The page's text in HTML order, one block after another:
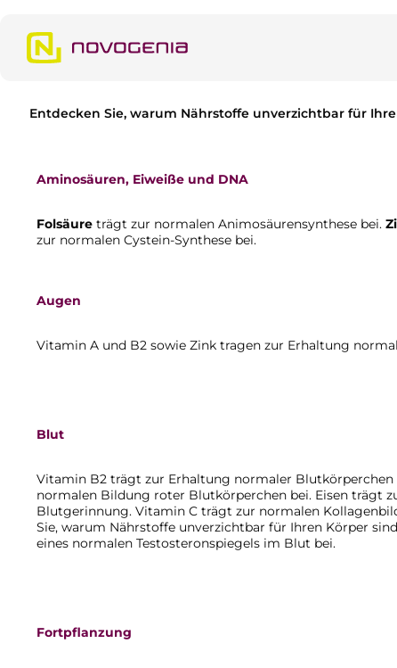
Entdecken Sie, warum Nährstoffe unverzichtbar für
Aminosäuren, Eiweiße und DNA
Folsäure trägt zur normalen Animosäurensynthese bei.
zur normalen Cystein-Synthese bei.
Augen
Vitamin A und B2 sowie Zink tragen zur Erhaltung
Blut
Vitamin B2 trägt zur Erhaltung normaler
normalen Bildung roter Blutkörperchen bei. Eisen trägt
Blutgerinnung. Vitamin C trägt zur normalen
Sie, warum Nährstoffe unverzichtbar für Ihren Körper
eines normalen Testosteronspiegels im Blut bei.
Fortpflanzung